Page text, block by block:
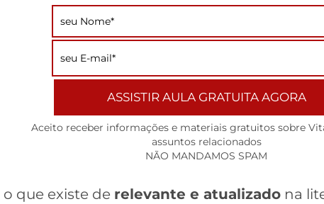
ASSISTIR AULA GRATUITA AGORA
Aceito receber informações e materiais gratuitos sobre
assuntos relacionados
NÃO MANDAMOS SPAM
que existe de relevante e atualizado na